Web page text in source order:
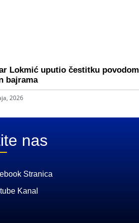
Lokmić uputio čestitku povodom
bajrama
2026
nas
Stranica
Kanal